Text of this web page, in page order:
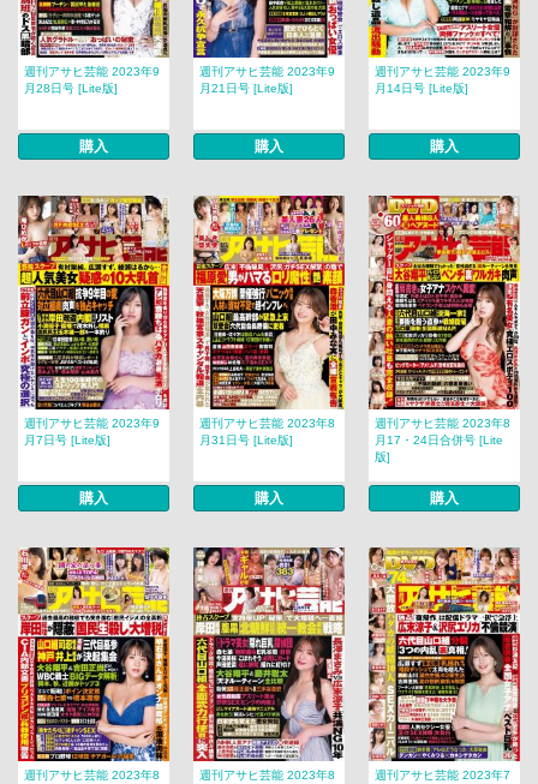
週刊アサヒ芸能 2023年9
月28日号 [Lite版]
購入
週刊アサヒ芸能 2023年9
月21日号 [Lite版]
購入
週刊アサヒ芸能 2023年9
月14日号 [Lite版]
購入
週刊アサヒ芸能 2023年9
月7日号 [Lite版]
購入
週刊アサヒ芸能 2023年8
月31日号 [Lite版]
購入
週刊アサヒ芸能 2023年8
月17・24日合併号 [Lite
版]
購入
週刊アサヒ芸能 2023年8
週刊アサヒ芸能 2023年8
週刊アサヒ芸能 2023年7